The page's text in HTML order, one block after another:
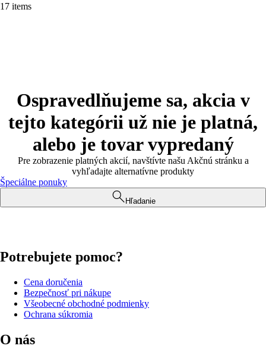
17 items
Ospravedlňujeme sa, akcia v
tejto kategórii už nie je platná,
alebo je tovar vypredaný
Pre zobrazenie platných akcií, navštívte našu Akčnú stránku a
vyhľadajte alternatívne produkty
Špeciálne ponuky
Hľadanie
Potrebujete pomoc?
Cena doručenia
Bezpečnosť pri nákupe
Všeobecné obchodné podmienky
Ochrana súkromia
O nás